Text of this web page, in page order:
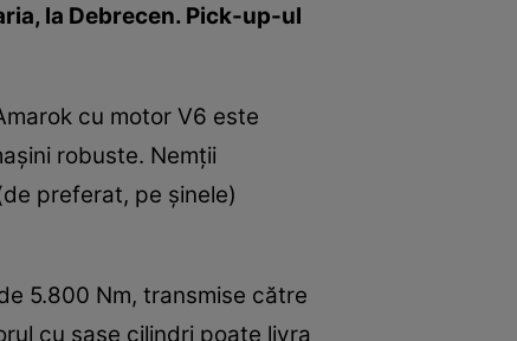
la Debrecen. Pick-up-ul
cu motor V6 este
robuste. Nemţii
preferat, pe şinele)
5.800 Nm, transmise către
cu şase cilindri poate livra